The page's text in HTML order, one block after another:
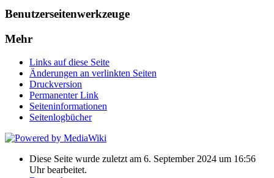
Benutzerseitenwerkzeuge
Mehr
Links auf diese Seite
Änderungen an verlinkten Seiten
Druckversion
Permanenter Link
Seiten­informationen
Seitenlogbücher
Diese Seite wurde zuletzt am 6. September 2024 um 16:56
Uhr bearbeitet.